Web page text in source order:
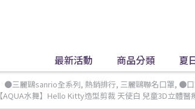
最新活動 商品分類 夏
●三麗鷗sanrio全系列, 熱銷排行, 三麗鷗聯名口罩, ●
【AQUA水舞】Hello Kitty造型剪裁 天使白 兒童3D立體